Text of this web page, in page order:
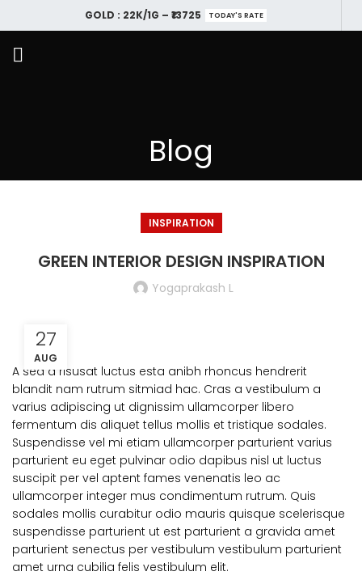
GOLD : 22K/1G – ₹13725 TODAY'S RATE
Blog
INSPIRATION
GREEN INTERIOR DESIGN INSPIRATION
Yogaprakash L
27
AUG
A sed a risusat luctus esta anibh rhoncus hendrerit
blandit nam rutrum sitmiad hac. Cras a vestibulum a
varius adipiscing ut dignissim ullamcorper libero
fermentum dis aliquet tellus mollis et tristique sodales.
Suspendisse vel mi etiam ullamcorper parturient varius
parturient eu eget pulvinar odio dapibus nisl ut luctus
suscipit per vel aptent fames venenatis leo ac
ullamcorper integer mus condimentum rutrum. Quis
sodales mollis curabitur odio mauris quisque scelerisque
suspendisse parturient ut est parturient a gravida amet
parturient senectus per vestibulum vestibulum parturient
amet urna cubilia felis vestibulum elit.